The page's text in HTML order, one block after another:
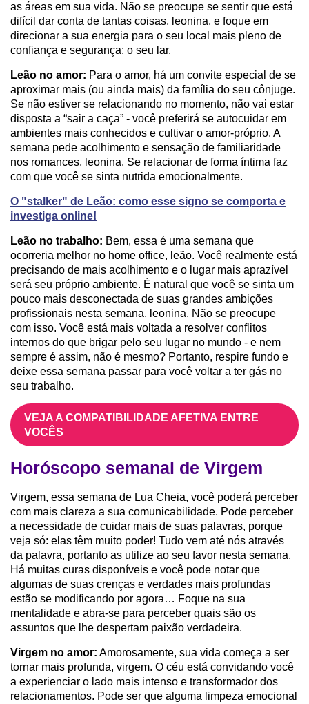
as áreas em sua vida. Não se preocupe se sentir que está
difícil dar conta de tantas coisas, leonina, e foque em
direcionar a sua energia para o seu local mais pleno de
confiança e segurança: o seu lar.
Leão no amor: Para o amor, há um convite especial de se
aproximar mais (ou ainda mais) da família do seu cônjuge.
Se não estiver se relacionando no momento, não vai estar
disposta a “sair a caça” - você preferirá se autocuidar em
ambientes mais conhecidos e cultivar o amor-próprio. A
semana pede acolhimento e sensação de familiaridade
nos romances, leonina. Se relacionar de forma íntima faz
com que você se sinta nutrida emocionalmente.
O "stalker" de Leão: como esse signo se comporta e
investiga online!
Leão no trabalho: Bem, essa é uma semana que
ocorreria melhor no home office, leão. Você realmente está
precisando de mais acolhimento e o lugar mais aprazível
será seu próprio ambiente. É natural que você se sinta um
pouco mais desconectada de suas grandes ambições
profissionais nesta semana, leonina. Não se preocupe
com isso. Você está mais voltada a resolver conflitos
internos do que brigar pelo seu lugar no mundo - e nem
sempre é assim, não é mesmo? Portanto, respire fundo e
deixe essa semana passar para você voltar a ter gás no
seu trabalho.
VEJA A COMPATIBILIDADE AFETIVA ENTRE
VOCÊS
Horóscopo semanal de Virgem
Virgem, essa semana de Lua Cheia, você poderá perceber
com mais clareza a sua comunicabilidade. Pode perceber
a necessidade de cuidar mais de suas palavras, porque
veja só: elas têm muito poder! Tudo vem até nós através
da palavra, portanto as utilize ao seu favor nesta semana.
Há muitas curas disponíveis e você pode notar que
algumas de suas crenças e verdades mais profundas
estão se modificando por agora… Foque na sua
mentalidade e abra-se para perceber quais são os
assuntos que lhe despertam paixão verdadeira.
Virgem no amor: Amorosamente, sua vida começa a ser
tornar mais profunda, virgem. O céu está convidando você
a experienciar o lado mais intenso e transformador dos
relacionamentos. Pode ser que alguma limpeza emocional